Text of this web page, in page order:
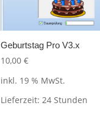
Geburtstag Pro V3.x
10,00€
inkl. 19 % MwSt.
Lieferzeit:24 Stunden